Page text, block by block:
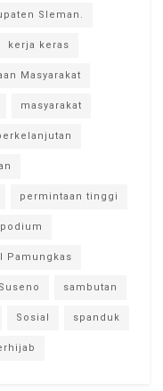
Sleman.
kerja keras
Masyarakat
masyarakat
permintaan tinggi
podium
Pamungkas
sambutan
Sosial spanduk